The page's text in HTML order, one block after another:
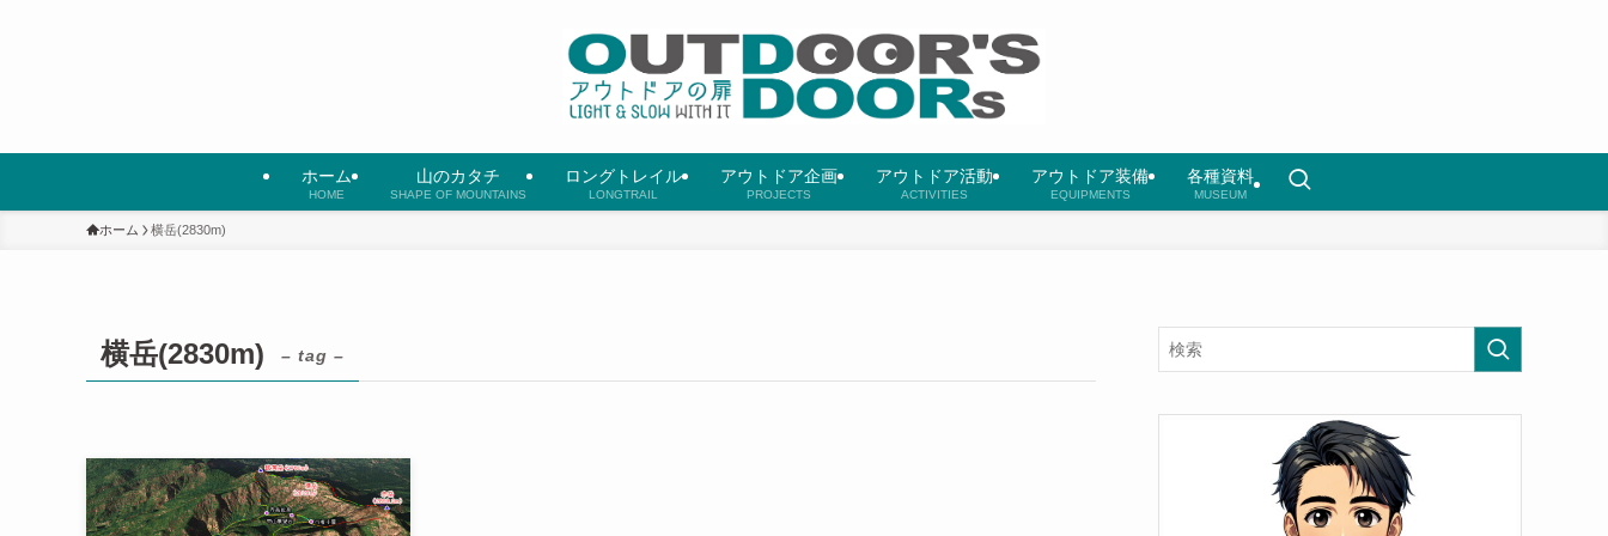
ホーム
HOME
山のカタチ
SHAPE OF MOUNTAINS
ロングトレイル
LONGTRAIL
アウトドア企画
PROJECTS
アウトドア活動
ACTIVITIES
アウトドア装備
EQUIPMENTS
各種資料
MUSEUM
ホーム 横岳(2830m)
横岳(2830m) – tag –